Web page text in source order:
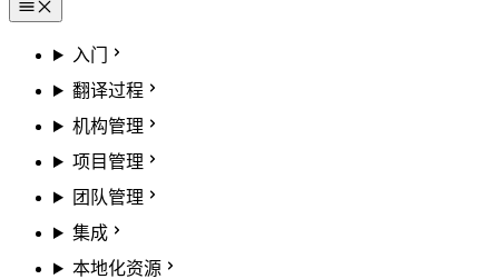
入门
翻译过程
机构管理
项目管理
团队管理
集成
本地化资源